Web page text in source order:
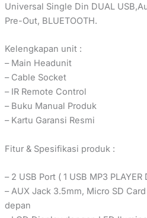
Universal Single Din DUAL
Pre-Out, BLUETOOTH.
Kelengkapan unit :
– Main Headunit
– Cable Socket
– IR Remote Control
– Buku Manual Produk
– Kartu Garansi Resmi
Fitur & Spesifikasi produk :
– 2 USB Port ( 1 USB MP3 PLAYER
– AUX Jack 3.5mm, Micro SD
depan